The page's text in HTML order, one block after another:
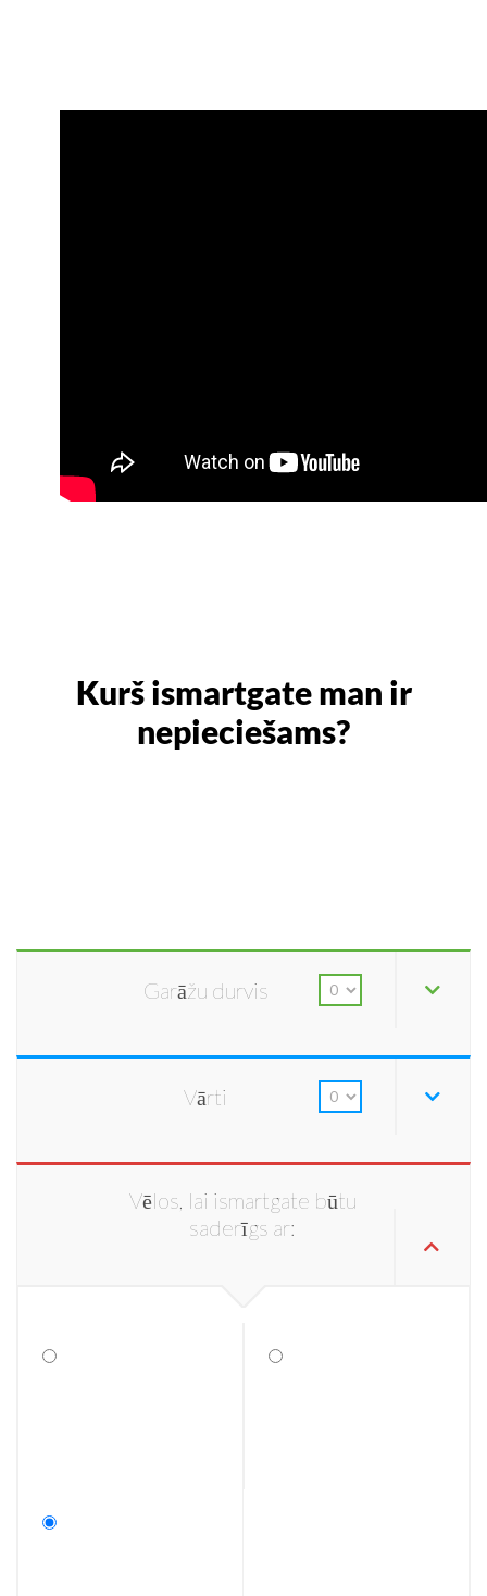
Kurš ismartgate man ir
nepieciešams?
Garāžu durvis
Vārti
Vēlos, lai ismartgate būtu
saderīgs ar: